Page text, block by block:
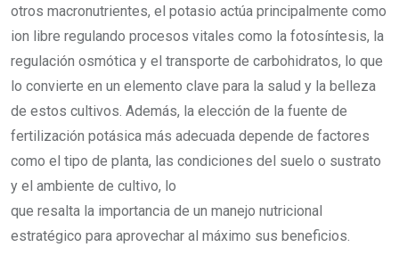
otros macronutrientes, el potasio actúa principalmente como
ion libre regulando procesos vitales como la fotosíntesis, la
regulación osmótica y el transporte de carbohidratos, lo que
lo convierte en un elemento clave para la salud y la belleza
de estos cultivos. Además, la elección de la fuente de
fertilización potásica más adecuada depende de factores
como el tipo de planta, las condiciones del suelo o sustrato
y el ambiente de cultivo, lo
que resalta la importancia de un manejo nutricional
estratégico para aprovechar al máximo sus beneficios.